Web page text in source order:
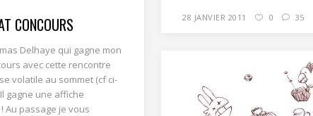
28 JANVIER 2011 0 35
CONCOURS
Delhaye qui gagne mon
avec cette rencontre
volatile au sommet (cf ci-
gagne une affiche
Au passage je vous